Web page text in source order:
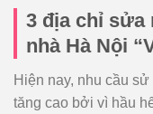
3 địa chỉ sửa
nhà Hà Nội
Hiện nay, nhu cầu
tăng cao bởi vì hầu